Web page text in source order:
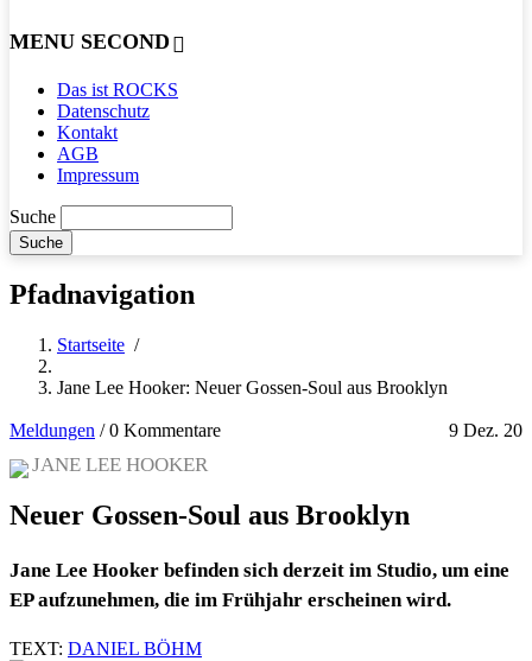
MENU SECOND
Das ist ROCKS
Datenschutz
Kontakt
AGB
Impressum
Suche
Pfadnavigation
Startseite /
Jane Lee Hooker: Neuer Gossen-Soul aus Brooklyn
Meldungen 9 Dez. 20
/0 Kommentare
JANE LEE HOOKER
Neuer Gossen-Soul aus Brooklyn
Jane Lee Hooker befinden sich derzeit im Studio, um eine
EP aufzunehmen, die im Frühjahr erscheinen wird.
TEXT: DANIEL BÖHM